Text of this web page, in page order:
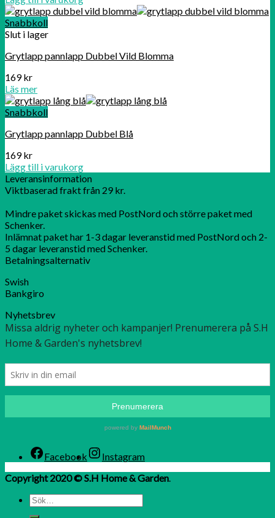
Snabbkoll
Slut i lager
Grytlapp pannlapp Dubbel Vild Blomma
169kr
Läs mer
Snabbkoll
Grytlapp pannlapp Dubbel Blå
169kr
Lägg till i varukorg
Leveransinformation
Viktbaserad frakt från 29 kr.
Mindre paket skickas med PostNord och större paket med
Schenker.
Inlämnat paket har 1-3 dagar leveranstid med PostNord och 2-
5 dagar leveranstid med Schenker.
Betalningsalternativ
Swish
Bankgiro
Nyhetsbrev
Facebook
Instagram
Copyright 2020 © S.H Home & Garden.